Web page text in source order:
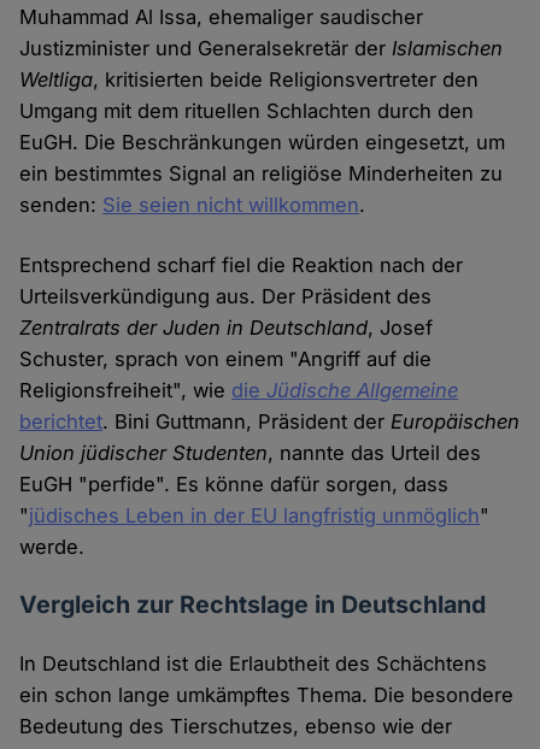
Muhammad Al Issa, ehemaliger saudischer
Justizminister und Generalsekretär derIslamischen
Weltliga, kritisierten beide Religionsvertreter den
Umgang mit dem rituellen Schlachten durch den
EuGH. Die Beschränkungen würden eingesetzt, um
ein bestimmtes Signal an religiöse Minderheiten zu
senden: Sie seien nicht willkommen.
Entsprechend scharf fiel die Reaktion nach der
Urteilsverkündigung aus. Der Präsident des
Zentralrats der Juden in Deutschland, Josef
Schuster, sprach von einem "Angriff auf die
Religionsfreiheit", wie dieJüdische Allgemeine
berichtet. Bini Guttmann, Präsident derEuropäischen
Union jüdischer Studenten, nannte das Urteil des
EuGH "perfide". Es könne dafür sorgen, dass
"jüdisches Leben in der EU langfristig unmöglich"
werde.
Vergleich zur Rechtslage in Deutschland
In Deutschland ist die Erlaubtheit des Schächtens
ein schon lange umkämpftes Thema. Die besondere
Bedeutung des Tierschutzes, ebenso wie der